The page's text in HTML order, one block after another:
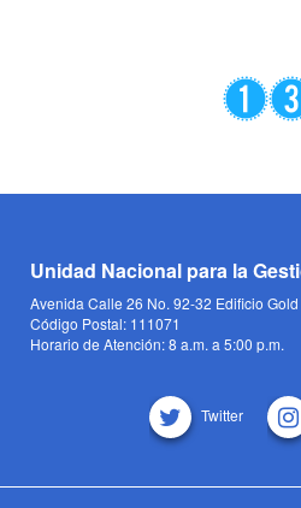
Unidad Nacional para la
Avenida Calle 26 No. 92-32 Edificio
Código Postal: 111071
Horario de Atención: 8 a.m. a 5:00 p.m.
Twitter